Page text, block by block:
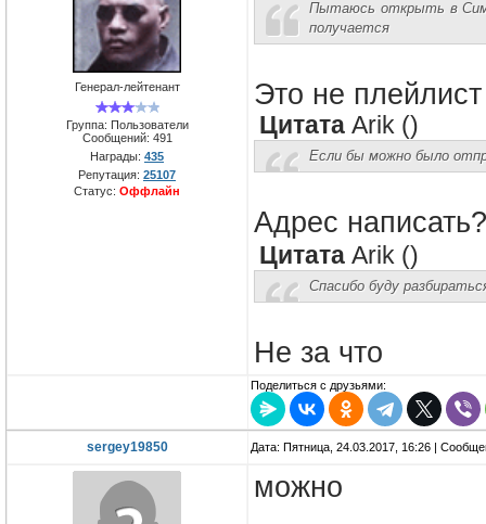
Генерал-лейтенант
Группа: Пользователи
Сообщений: 491
Награды: 435
Репутация: 25107
Статус: Оффлайн
Пытаюсь открыть в
получается
Это не
Цитата Arik ()
Если бы можно было
Адрес
Цитата Arik ()
Спасибо буду
Не за что
Поделиться с друзьями:
sergey19850 Дата: Пятница, 24.03.2017, 16:26 |
можно